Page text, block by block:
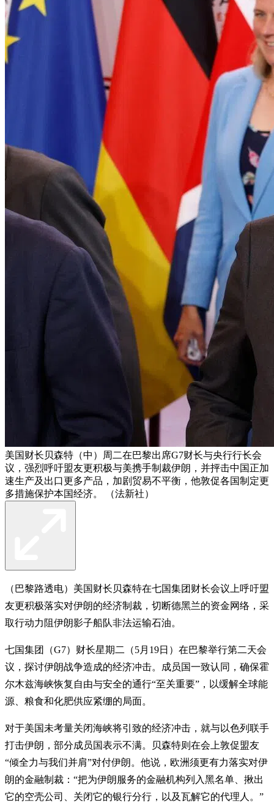
美国财长贝森特（中）周二在巴黎出席G7财长与央行行长会
议，强烈呼吁盟友更积极与美携手制裁伊朗，并抨击中国正加
速生产及出口更多产品，加剧贸易不平衡，他敦促各国制定更
多措施保护本国经济。 （法新社）
（巴黎路透电）美国财长贝森特在七国集团财长会议上呼吁盟
友更积极落实对伊朗的经济制裁，切断德黑兰的资金网络，采
取行动力阻伊朗影子船队非法运输石油。
七国集团（G7）财长星期二（5月19日）在巴黎举行第二天会
议，探讨伊朗战争造成的经济冲击。成员国一致认同，确保霍
尔木兹海峡恢复自由与安全的通行“至关重要”，以缓解全球能
源、粮食和化肥供应紧绷的局面。
对于美国未考量关闭海峡将引致的经济冲击，就与以色列联手
打击伊朗，部分成员国表示不满。贝森特则在会上敦促盟友
“倾全力与我们并肩”对付伊朗。他说，欧洲须更有力落实对伊
朗的金融制裁：“把为伊朗服务的金融机构列入黑名单、揪出
它的空壳公司、关闭它的银行分行，以及瓦解它的代理人。”